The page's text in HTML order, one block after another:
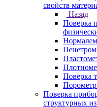
свойств
Назад
Поверка
Поверка
Поверка
структурных